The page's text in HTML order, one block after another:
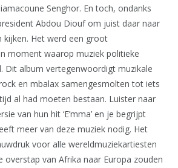
Senghor. En toch, ondanks
Abdou Diouf om juist daar naar
kijken. Het werd een groot
moment waarop muziek politieke
Dit album vertegenwoordigt muzikale
en mbalax samengesmolten tot iets
al had moeten bestaan. Luister naar
van hun hit ‘E’mma’ en je begrijpt
meer van deze muziek nodig. Het
voor alle wereldmuziekartiesten
overstap van Afrika naar Europa zouden